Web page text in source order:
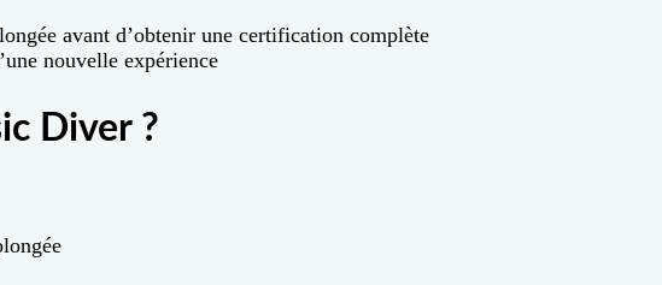
avant d’obtenir une certification complète
nouvelle expérience
Diver ?